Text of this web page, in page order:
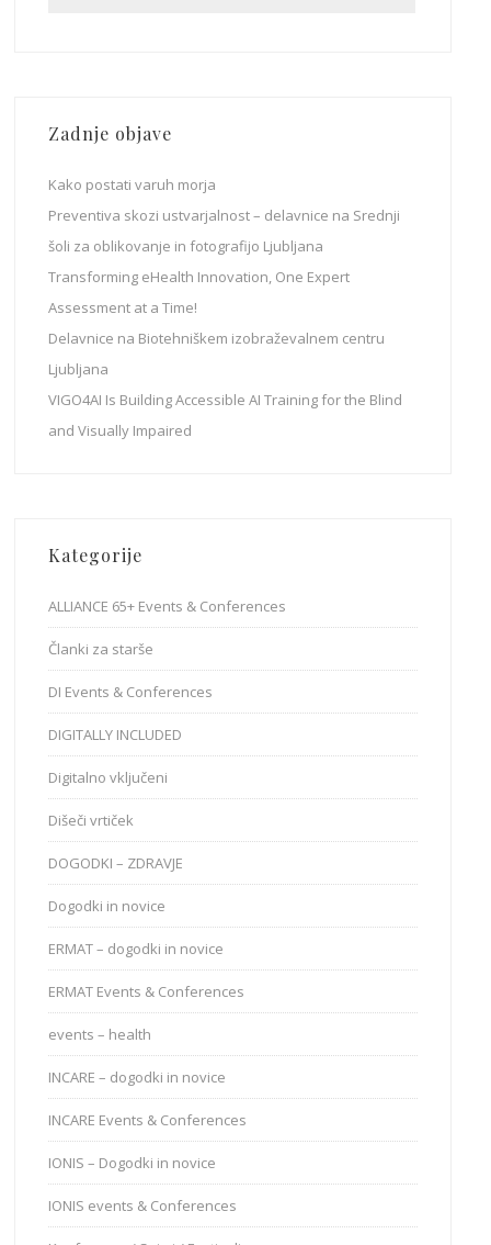
Zadnje objave
Kako postati varuh morja
Preventiva skozi ustvarjalnost – delavnice na Srednji
šoli za oblikovanje in fotografijo Ljubljana
Transforming eHealth Innovation, One Expert
Assessment at a Time!
Delavnice na Biotehniškem izobraževalnem centru
Ljubljana
VIGO4AI Is Building Accessible AI Training for the Blind
and Visually Impaired
Kategorije
ALLIANCE 65+ Events & Conferences
Članki za starše
DI Events & Conferences
DIGITALLY INCLUDED
Digitalno vključeni
Dišeči vrtiček
DOGODKI – ZDRAVJE
Dogodki in novice
ERMAT – dogodki in novice
ERMAT Events & Conferences
events – health
INCARE – dogodki in novice
INCARE Events & Conferences
IONIS – Dogodki in novice
IONIS events & Conferences